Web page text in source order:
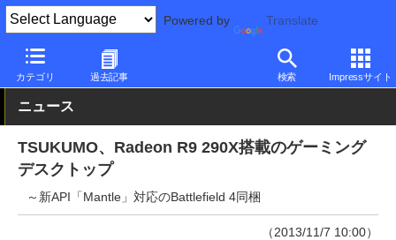
Powered by Translate
カテゴリ 過去記事 検索 Impressサイト
PC Watch パソコン/タブレット/スマートフォン ゲーミングパソ
ニュース
TSUKUMO、Radeon R9 290X搭載のゲーミング
デスクトップ
～新API「Mantle」対応のBattlefield 4同梱
（2013/11/7 10:00）